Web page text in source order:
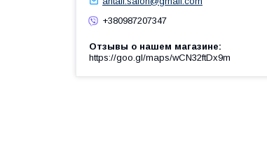
+380987207347
Отзывы о нашем магазине
https://goo.gl/maps/wCN32ftDx9m